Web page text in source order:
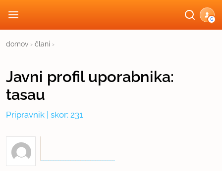
G
domov › člani ›
Javni profiluporabnika:
tasau
Pripravnik | skor: 231